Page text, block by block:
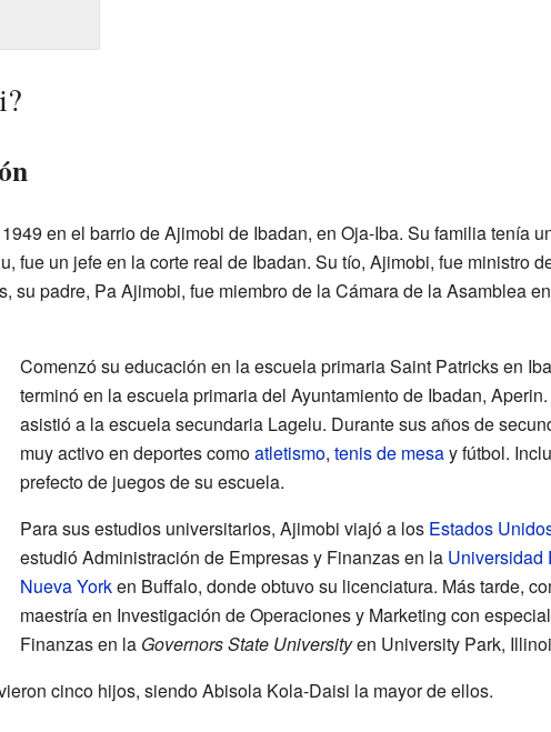
en el barrio de Ajimobi de Ibadan, en Oja-Iba. Su familia tenía
fue un jefe en la corte real de Ibadan. Su tío, Ajimobi, fue ministro
su padre, Pa Ajimobi, fue miembro de la Cámara de la Asamblea
Comenzó su educación en la escuela primaria Saint Patricks en
terminó en la escuela primaria del Ayuntamiento de Ibadan,
asistió a la escuela secundaria Lagelu. Durante sus años de
muy activo en deportes comoatletismo, tenis de mesay fútbol.
prefecto de juegos de su escuela.
Para sus estudios universitarios, Ajimobi viajó a los Estados
estudió Administración de Empresas y Finanzas en la Universidad
Nueva Yorken Buffalo, donde obtuvo su licenciatura. Más tarde,
maestría en Investigación de Operaciones y Marketing con
Finanzas en la Governors State Universityen University Park,
cinco hijos, siendo Abisola Kola-Daisi la mayor de ellos.